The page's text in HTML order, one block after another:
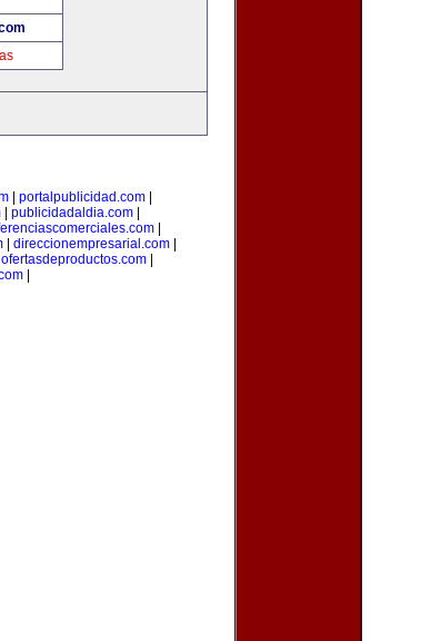
| portalpublicidad.com|
publicidadaldia.com
direccionempresarial.com
ofertasdeproductos.com